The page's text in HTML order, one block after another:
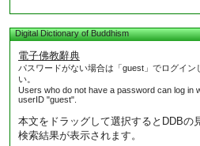
Digital Dictionary of Buddhism
電子佛教辭典
パスワードがない場合は「guest」でログイン
い。
Users who do not have a password can log in
userID "guest".
本文をドラッグして選択するとDDBの
検索結果が表示されます。